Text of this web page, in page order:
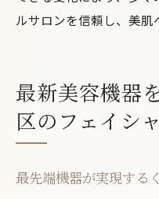
ルサロンを信頼し、美肌
最新美容機器
区のフェイシ
最先端機器が実現する